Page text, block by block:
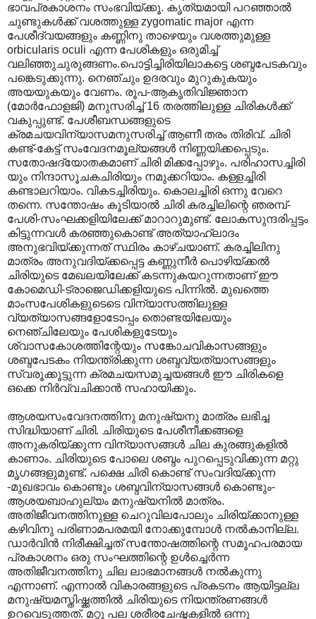
ഭാവപ്രകാശനം സംഭവിയ്ക്കൂ. കൃത്യമായി പറഞ്ഞാൽ
ചുണ്ടുകൾക്ക് വശത്തുള്ള zygomatic major എന്ന
പേശീദ്വയങ്ങളും കണ്ണിനു താഴെയും വശത്തുമുള്ള
orbicularis oculi എന്ന പേശികളും ഒരുമിച്ച്
വലിഞ്ഞുചുരുങ്ങണം.പൊട്ടിച്ചിരിയിലാകട്ടെ ശബ്ദപേടകവും
പങ്കെടുക്കുന്നു. നെഞ്ചും ഉദരവും മുറുകുകയും
അയയുകയും വേണം. രൂപ-ആകൃതിവിജ്ഞാന
(മോർഫോളജി) മനുസരിച്ച് 16 തരത്തിലുള്ള ചിരികൾക്ക്
വകുപ്പുണ്ട്. പേശീബന്ധങ്ങളുടെ
ക്രമചയവിന്യാസമനുസരിച്ച് ആണീ തരം തിരിവ്. ചിരി
കണ്ട്-കേട്ട് സംവേദനമൂല്യങ്ങൾ നിണ്ണയിക്കപ്പെടും.
സതോഷദ്യോതകമാണ് ചിരി മിക്കപ്പോഴും. പരിഹാസച്ചിരി
യും നിന്ദാസൂചകചിരിയും നമുക്കറിയാം. കള്ളച്ചിരി
കണ്ടാലറിയാം. വികടച്ചിരിയും. കൊലച്ചിരി ഒന്നു വേറെ
തന്നെ. സന്തോഷം കൂടിയാൽ ചിരി കരച്ചിലിന്റെ ഞരമ്പ്-
പേശി-സംഘക്കളിയിലേക്ക് മാറാറുമുണ്ട്. ലോകസുന്ദരിപ്പട്ടം
കിട്ടുന്നവൾ കരഞ്ഞുകൊണ്ട് അത്യാഹ്ലാദം
അനുഭവിയ്ക്കുന്നത് സ്ഥിരം കാഴ്ചയാണ്. കരച്ചിലിനു
മാത്രം അനുവദിയ്ക്കപ്പെട്ട കണ്ണുനീർ പൊഴിയ്ക്കൽ
ചിരിയുടെ മേഖലയിലേക്ക് കടന്നുകയറുന്നതാണ് ഈ
കോമെഡി-ട്രാജെഡിക്കളിയുടെ പിന്നിൽ. മുഖത്തെ
മാംസപേശികളുടെടെ വിന്യാസത്തിലുള്ള
വ്യത്യാസങ്ങളോടോപ്പം തൊണ്ടയിലേയും
നെഞ്ചിലേയും പേശികളുടേയും
ശ്വാസകോശത്തിന്റേയും സങ്കോചവികാസങ്ങളും
ശബ്ദപേടകം നിയന്ത്രിക്കുന്ന ശബ്ദവ്യത്യാസങ്ങളും
സ്വരൂക്കൂട്ടുന്ന ക്രമചയസമുച്ചയങ്ങൾ ഈ ചിരികളെ
ഒക്കെ നിർവ്വചിക്കാൻ സഹായിക്കും.
ആശയസംവേദനത്തിനു മനുഷ്യനു മാത്രം ലഭിച്ച
സിദ്ധിയാണ് ചിരി. ചിരിയുടെ പേശീനീക്കങ്ങളെ
അനുകരിയ്ക്കുന്ന വിന്യാസങ്ങൾ ചില കുരങ്ങുകളിൽ
കാണാം. ചിരിയുടെ പോലെ ശബ്ദം പുറപ്പെടുവിക്കുന്ന മറ്റു
മൃഗങ്ങളുമുണ്ട്. പക്ഷെ ചിരി കൊണ്ട് സംവദിയ്ക്കുന്ന
-മുഖഭാവം കൊണ്ടും ശബ്ദവിന്യാസങ്ങൾ കൊണ്ടും-
ആശയബാഹുല്യം മനുഷ്യനിൽ മാത്രം.
അതിജീവനത്തിനുള്ള ചെറുവിലപോലും ചിരിയ്ക്കാനുള്ള
കഴിവിനു പരിണാമപരമയി നോക്കുമ്പോൾ നൽകാനില്ല.
ഡാർവിൻ നിരീക്ഷിച്ചത് സന്തോഷത്തിന്റെ സമൂഹപരമായ
പ്രകാശനം ഒരു സംഘത്തിന്റെ ഉൾച്ചെർന്ന
അതിജീവനത്തിനു ചില ലാഭമാനങ്ങൾ നൽകുന്നു
എന്നാണ്. എന്നാൽ വികാരങ്ങളുടെ പ്രകടനം ആയിട്ടല്ല
മനുഷ്യമസ്തിഷ്ക്കത്തിൽ ചിരിയുടെ നിയന്ത്രണങ്ങൾ
ഉറവെടുത്തത്. മറ്റു പല ശരീരചേഷ്ടകളിൽ ഒന്നു